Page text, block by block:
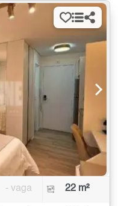
- vaga 22 m²